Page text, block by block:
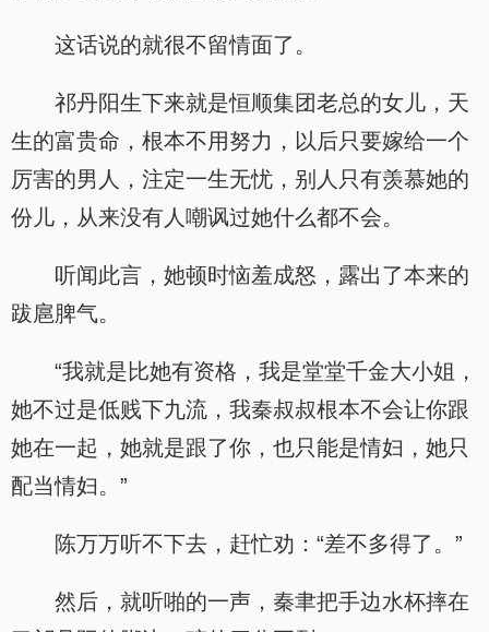
这话说的就很不留情面了。
祁丹阳生下来就是恒顺集团老总的女儿，天
生的富贵命，根本不用努力，以后只要嫁给一个
厉害的男人，注定一生无忧，别人只有羡慕她的
份儿，从来没有人嘲讽过她什么都不会。
听闻此言，她顿时恼羞成怒，露出了本来的
跋扈脾气。
“我就是比她有资格，我是堂堂千金大小姐，
她不过是低贱下九流，我秦叔叔根本不会让你跟
她在一起，她就是跟了你，也只能是情妇，她只
配当情妇。”
陈万万听不下去，赶忙劝：“差不多得了。”
然后，就听啪的一声，秦聿把手边水杯摔在